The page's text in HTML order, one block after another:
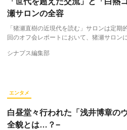
瀬サロンの全容
「猪瀬直樹の近現代を読む」サロンは定
回のオフ会レポートにおいて、猪瀬サロ
シナプス編集部
エンタメ
白昼堂々行われた「浅井博章の
全貌とは…？−